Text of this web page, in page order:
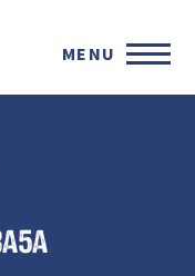
MENU